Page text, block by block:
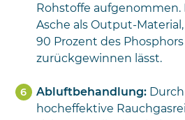
Rohstoffe aufgenommen.
Asche als Output-
90 Prozent des
zurückgewinnen lässt.
Abluftbehandlung:
hocheffektive